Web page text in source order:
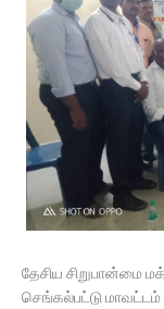
தேசிய சிறுபான்மை
செங்கல்பட்டு